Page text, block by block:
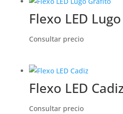
Flexo LED
Consultar precio
Flexo LED
Consultar precio